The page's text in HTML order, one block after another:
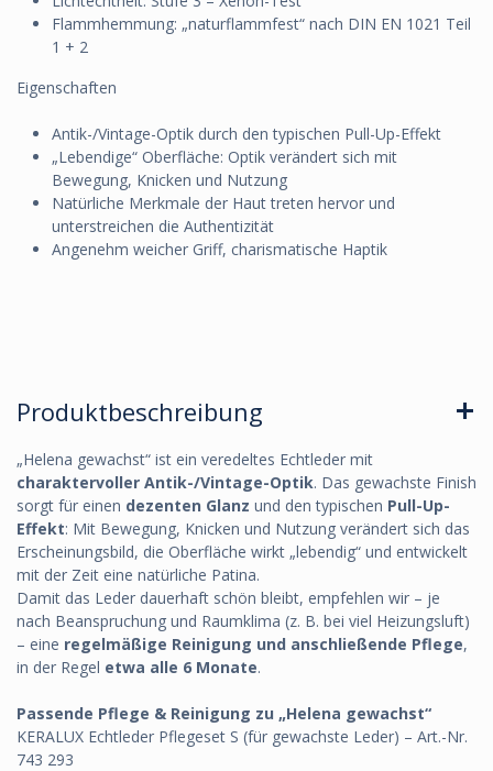
Flammhemmung: „naturflammfest“ nach DIN EN 1021 Teil
1 + 2
Eigenschaften
Antik-/Vintage-Optik durch den typischen Pull-Up-Effekt
„Lebendige“ Oberfläche: Optik verändert sich mit
Bewegung, Knicken und Nutzung
Natürliche Merkmale der Haut treten hervor und
unterstreichen die Authentizität
Angenehm weicher Griff, charismatische Haptik
Produktbeschreibung
„Helena gewachst“ ist ein veredeltes Echtleder mit
charaktervoller Antik-/Vintage-Optik. Das gewachste Finish
sorgt für einen dezenten Glanz und den typischen Pull-Up-
Effekt: Mit Bewegung, Knicken und Nutzung verändert sich das
Erscheinungsbild, die Oberfläche wirkt „lebendig“ und entwickelt
mit der Zeit eine natürliche Patina.
Damit das Leder dauerhaft schön bleibt, empfehlen wir – je
nach Beanspruchung und Raumklima (z. B. bei viel Heizungsluft)
– eine regelmäßige Reinigung und anschließende Pflege,
in der Regel etwa alle 6 Monate.
Passende Pflege & Reinigung zu „Helena gewachst“
KERALUX Echtleder Pflegeset S (für gewachste Leder) – Art.-Nr.
743 293